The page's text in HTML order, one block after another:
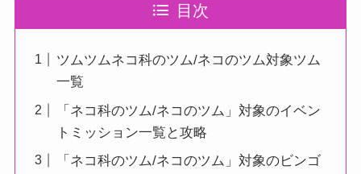
目次
ツムツムネコ科のツム/ネコのツム対象ツム
一覧
「ネコ科のツム/ネコのツム」対象のイベン
トミッション一覧と攻略
「ネコ科のツム/ネコのツム」対象のビンゴ